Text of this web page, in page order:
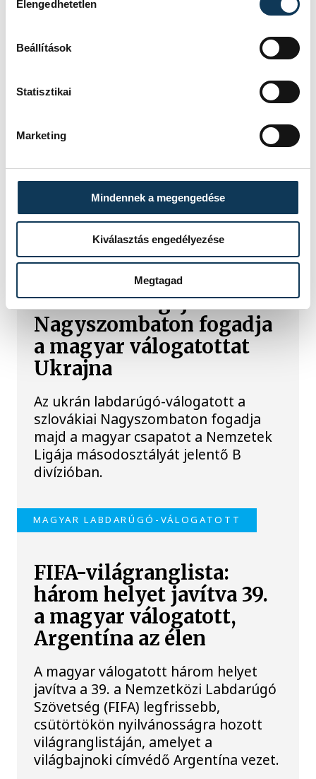
Elengedhetetlen
Beállítások
Statisztikai
Marketing
Mindennek a megengedése
Kiválasztás engedélyezése
Megtagad
TOVÁBBI CIKKEK
Nemzetek Ligája:
Nagyszombaton fogadja
a magyar válogatottat
Ukrajna
Az ukrán labdarúgó-válogatott a
szlovákiai Nagyszombaton fogadja
majd a magyar csapatot a Nemzetek
Ligája másodosztályát jelentő B
divízióban.
MAGYAR LABDARÚGÓ-VÁLOGATOTT
FIFA-világranglista:
három helyet javítva 39.
a magyar válogatott,
Argentína az élen
A magyar válogatott három helyet
javítva a 39. a Nemzetközi Labdarúgó
Szövetség (FIFA) legfrissebb,
csütörtökön nyilvánosságra hozott
világranglistáján, amelyet a
világbajnoki címvédő Argentína vezet.